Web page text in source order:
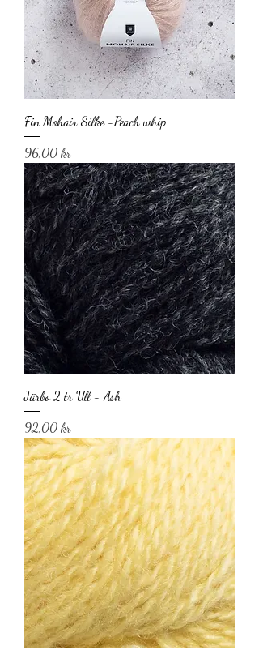
Fin Mohair Silke -Peach whip
Pris
96,00 kr
Järbo 2 tr Ull - Ash
Pris
92,00 kr